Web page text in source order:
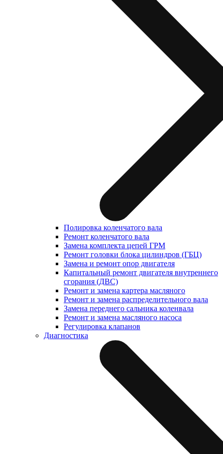
Полировка коленчатого вала
Ремонт коленчатого вала
Замена комплекта цепей ГРМ
Ремонт головки блока цилиндров (ГБЦ)
Замена и ремонт опор двигателя
Капитальный ремонт двигателя внутреннего
сгорания (ДВС)
Ремонт и замена картера масляного
Ремонт и замена распределительного вала
Замена переднего сальника коленвала
Ремонт и замена масляного насоса
Регулировка клапанов
Диагностика